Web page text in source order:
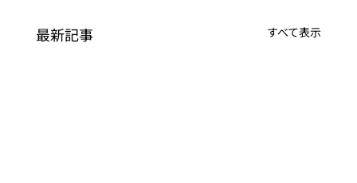
最新記事 すべて表示